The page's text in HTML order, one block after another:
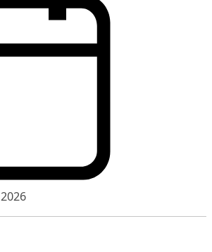
2026